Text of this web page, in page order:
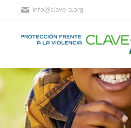
info@clave-a.org